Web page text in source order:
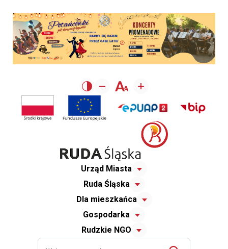
Urząd Miasta
Ruda Śląska
Dla mieszkańca
Gospodarka
Rudzkie NGO